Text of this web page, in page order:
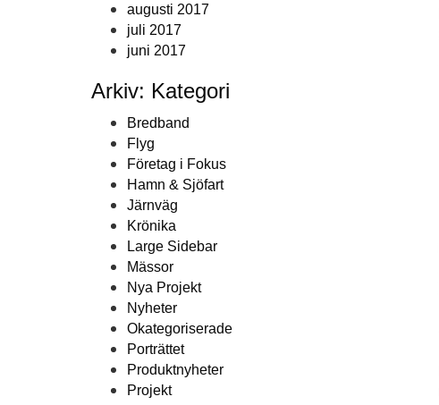
augusti 2017
juli 2017
juni 2017
Arkiv: Kategori
Bredband
Flyg
Företag i Fokus
Hamn & Sjöfart
Järnväg
Krönika
Large Sidebar
Mässor
Nya Projekt
Nyheter
Okategoriserade
Porträttet
Produktnyheter
Projekt